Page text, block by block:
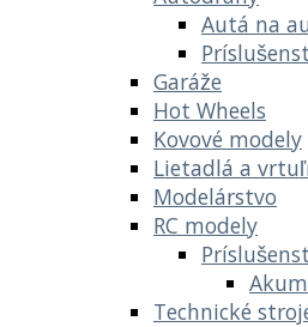
Autá na
Garáže
Hot Wheels
Kovové modely
Lietadlá a
Modelárstvo
RC modely
Technické